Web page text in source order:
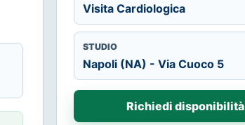
Visita Cardiologica
STUDIO
Napoli (NA) - Via Cuoco 5
Richiedi disponibilità